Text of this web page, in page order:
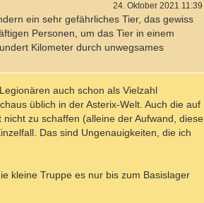
24. Oktober 2021 11:39
ein sehr gefährliches Tier, das gewiss
Personen, um das Tier in einem
Kilometer durch unwegsames
auch schon als Vielzahl
üblich in der Asterix-Welt. Auch die auf
zu schaffen (alleine der Aufwand, diese
Das sind Ungenauigkeiten, die ich
kleine Truppe es nur bis zum Basislager